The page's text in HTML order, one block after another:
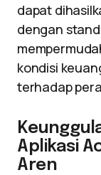
dapat
dengan
kondisi
terhadap
Aplikasi
Aren